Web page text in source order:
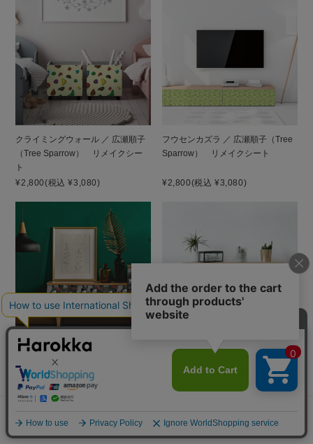
クライミングウォール ／ 広瀬順子
（Tree Sparrow） リメイクシー
ト
¥2,800(税込 ¥3,080)
フウセンカズラ ／ 広瀬順子（Tree
Sparrow） リメイクシート
¥2,800(税込 ¥3,080)
ヨウム ／ 広瀬順子（Tree
Sparrow） リメイクシート
¥2,800(税込 ¥3,080)
多肉植物 ／ 広瀬順子（Tree
Sparrow） リメイクシート